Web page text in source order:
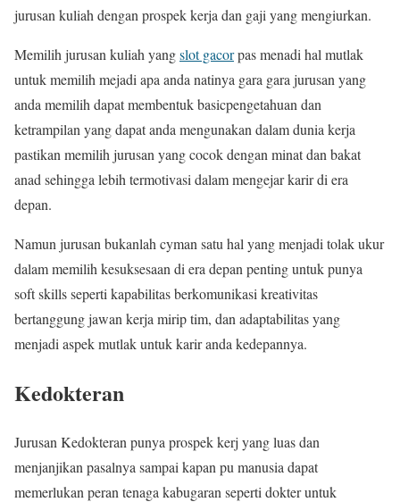
jurusan kuliah dengan prospek kerja dan gaji yang mengiurkan.
Memilih jurusan kuliah yangslot gacorpas menadi hal mutlak
untuk memilih mejadi apa anda natinya gara gara jurusan yang
anda memilih dapat membentuk basicpengetahuan dan
ketrampilan yang dapat anda mengunakan dalam dunia kerja
pastikan memilih jurusan yang cocok dengan minat dan bakat
anad sehingga lebih termotivasi dalam mengejar karir di era
depan.
Namun jurusan bukanlah cyman satu hal yang menjadi tolak ukur
dalam memilih kesuksesaan di era depan penting untuk punya
soft skills seperti kapabilitas berkomunikasi kreativitas
bertanggung jawan kerja mirip tim, dan adaptabilitas yang
menjadi aspek mutlak untuk karir anda kedepannya.
Kedokteran
Jurusan Kedokteran punya prospek kerj yang luas dan
menjanjikan pasalnya sampai kapan pu manusia dapat
memerlukan peran tenaga kabugaran seperti dokter untuk